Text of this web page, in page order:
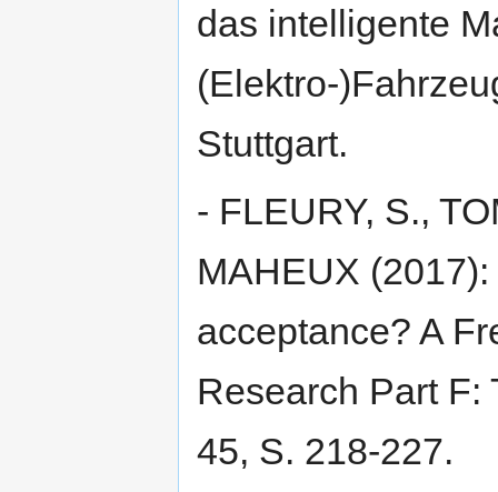
das intelligente
(Elektro-
Stuttgart.
- FLEURY, S.,
MAHEUX
acceptance? A
Research Part F:
45, S. 218-227.